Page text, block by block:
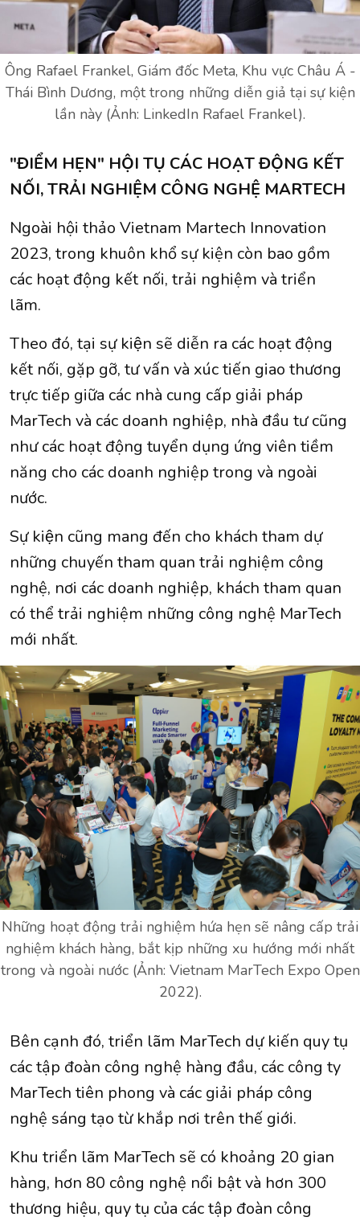
Ông Rafael Frankel, Giám đốc Meta, Khu vực Châu Á -
Thái Bình Dương, một trong những diễn giả tại sự kiện
lần này (Ảnh: LinkedIn Rafael Frankel).
"ĐIỂM HẸN" HỘI TỤ CÁC HOẠT ĐỘNG KẾT
NỐI, TRẢI NGHIỆM CÔNG NGHỆ MARTECH
Ngoài hội thảo Vietnam Martech Innovation
2023, trong khuôn khổ sự kiện còn bao gồm
các hoạt động kết nối, trải nghiệm và triển
lãm.
Theo đó, tại sự kiện sẽ diễn ra các hoạt động
kết nối, gặp gỡ, tư vấn và xúc tiến giao thương
trực tiếp giữa các nhà cung cấp giải pháp
MarTech và các doanh nghiệp, nhà đầu tư cũng
như các hoạt động tuyển dụng ứng viên tiềm
năng cho các doanh nghiệp trong và ngoài
nước.
Sự kiện cũng mang đến cho khách tham dự
những chuyến tham quan trải nghiệm công
nghệ, nơi các doanh nghiệp, khách tham quan
có thể trải nghiệm những công nghệ MarTech
mới nhất.
Những hoạt động trải nghiệm hứa hẹn sẽ nâng cấp trải
nghiệm khách hàng, bắt kịp những xu hướng mới nhất
trong và ngoài nước (Ảnh: Vietnam MarTech Expo Open
2022).
Bên cạnh đó, triển lãm MarTech dự kiến quy tụ
các tập đoàn công nghệ hàng đầu, các công ty
MarTech tiên phong và các giải pháp công
nghệ sáng tạo từ khắp nơi trên thế giới.
Khu triển lãm MarTech sẽ có khoảng 20 gian
hàng, hơn 80 công nghệ nổi bật và hơn 300
thương hiệu, quy tụ của các tập đoàn công